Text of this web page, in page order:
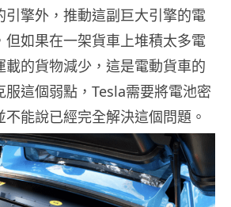
引擎外，推動這副巨大引擎的電
但如果在一架貨車上堆積太多電
載的貨物減少，這是電動貨車的
服這個弱點，Tesla需要將電池密
能說已經完全解決這個問題。